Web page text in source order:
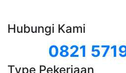
Hubungi Kami
0821
Type Pekerjaan